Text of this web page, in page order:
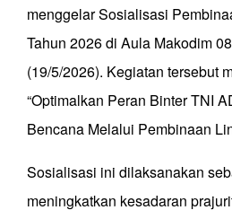
menggelar Sosialisasi
Tahun 2026 di Aula Makodim
(19/5/2026). Kegiatan tersebut
“Optimalkan Peran Binter TNI
Bencana Melalui Pembinaan
Sosialisasi ini dilaksanakan
meningkatkan kesadaran